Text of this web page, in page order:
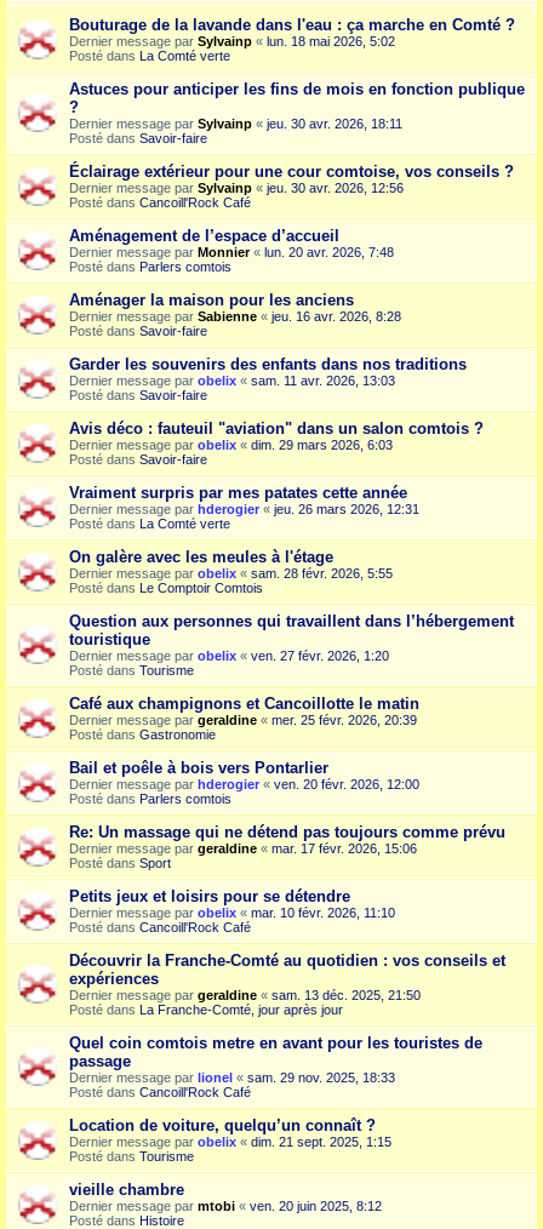
Bouturage de la lavande dans l'eau : ça marche en Comté ?
Dernier message par Sylvainp « lun. 18 mai 2026, 5:02
Posté dans La Comté verte
Astuces pour anticiper les fins de mois en fonction publique
?
Dernier message par Sylvainp « jeu. 30 avr. 2026, 18:11
Posté dans Savoir-faire
Éclairage extérieur pour une cour comtoise, vos conseils ?
Dernier message par Sylvainp « jeu. 30 avr. 2026, 12:56
Posté dans Cancoill'Rock Café
Aménagement de l’espace d’accueil
Dernier message par Monnier« lun. 20 avr. 2026, 7:48
Posté dans Parlers comtois
Aménager la maison pour les anciens
Dernier message par Sabienne « jeu. 16 avr. 2026, 8:28
Posté dans Savoir-faire
Garder les souvenirs des enfants dans nos traditions
Dernier message par obelix « sam. 11 avr. 2026, 13:03
Posté dans Savoir-faire
Avis déco : fauteuil "aviation" dans un salon comtois ?
Dernier message par obelix « dim. 29 mars 2026, 6:03
Posté dans Savoir-faire
Vraiment surpris par mes patates cette année
Dernier message par hderogier « jeu. 26 mars 2026, 12:31
Posté dans La Comté verte
On galère avec les meules à l'étage
Dernier message par obelix « sam. 28 févr. 2026, 5:55
Posté dans Le Comptoir Comtois
Question aux personnes qui travaillent dans l’hébergement
touristique
Dernier message par obelix « ven. 27 févr. 2026, 1:20
Posté dans Tourisme
Café aux champignons et Cancoillotte le matin
Dernier message par geraldine « mer. 25 févr. 2026, 20:39
Posté dans Gastronomie
Bail et poêle à bois vers Pontarlier
Dernier message par hderogier « ven. 20 févr. 2026, 12:00
Posté dans Parlers comtois
Re: Un massage qui ne détend pas toujours comme prévu
Dernier message par geraldine « mar. 17 févr. 2026, 15:06
Posté dans Sport
Petits jeux et loisirs pour se détendre
Dernier message par obelix « mar. 10 févr. 2026, 11:10
Posté dans Cancoill'Rock Café
Découvrir la Franche-Comté au quotidien : vos conseils et
expériences
Dernier message par geraldine « sam. 13 déc. 2025, 21:50
Posté dans La Franche-Comté, jour après jour
Quel coin comtois metre en avant pour les touristes de
passage
Dernier message par lionel « sam. 29 nov. 2025, 18:33
Posté dans Cancoill'Rock Café
Location de voiture, quelqu’un connaît ?
Dernier message par obelix « dim. 21 sept. 2025, 1:15
Posté dans Tourisme
vieille chambre
Dernier message par mtobi « ven. 20 juin 2025, 8:12
Posté dans Histoire